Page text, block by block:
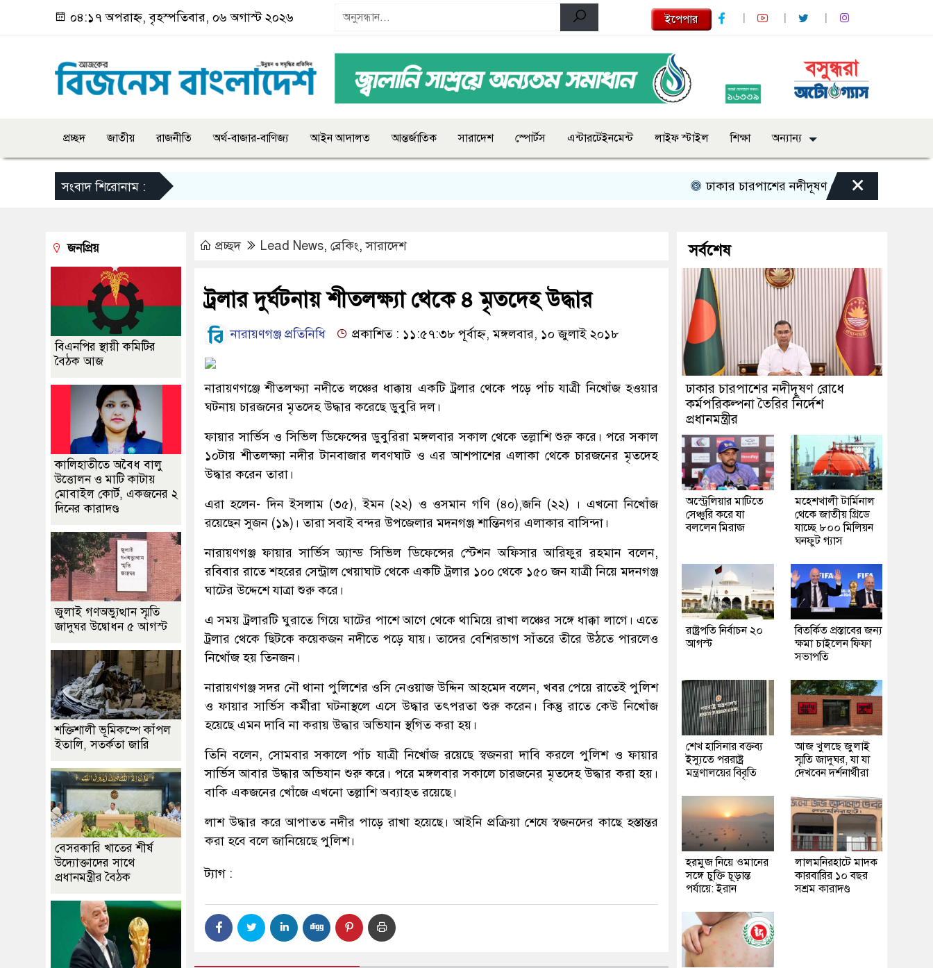
০৪:১৭ অপরাহ্ন, বৃহস্পতিবার, ০৬ অগাস্ট ২০২৬ ইপেপার
প্রচ্ছদ জাতীয় রাজনীতি অর্থ-বাজার-বাণিজ্য আইন আদালত আন্তর্জাতিক সারাদেশ স্পোর্টস এন্টারটেইনমেন্ট লাইফ স্টাইল শিক্ষা অন্যান্য
সংবাদ শিরোনাম : ঢাকার চারপাশের নদীদূষণ রোধে কর্মপরিকল্পনা তৈরির
×
প্রচ্ছদ Lead News, ব্রেকিং,সারাদেশ
ট্রলার দুর্ঘটনায় শীতলক্ষ্যা থেকে ৪ মৃতদেহ উদ্ধার
নারায়ণগঞ্জ প্রতিনিধি প্রকাশিত : ১১:৫৭:৩৮ পূর্বাহ্ন, মঙ্গলবার, ১০ জুলাই ২০১৮
নারায়ণগঞ্জে শীতলক্ষ্যা নদীতে লঞ্চের ধাক্কায় একটি ট্রলার থেকে পড়ে পাঁচ যাত্রী নিখোঁজ হওয়ার
ঘটনায় চারজনের মৃতদেহ উদ্ধার করেছে ডুবুরি দল।
ফায়ার সার্ভিস ও সিভিল ডিফেন্সের ডুবুরিরা মঙ্গলবার সকাল থেকে তল্লাশি শুরু করে। পরে সকাল
১০টায় শীতলক্ষ্যা নদীর টানবাজার লবণঘাট ও এর আশপাশের এলাকা থেকে চারজনের মৃতদেহ
উদ্ধার করেন তারা।
এরা হলেন- দিন ইসলাম (৩৫), ইমন (২২) ও ওসমান গণি (৪০),জনি (২২) । এখনো নিখোঁজ
রয়েছেন সুজন (১৯)। তারা সবাই বন্দর উপজেলার মদনগঞ্জ শান্তিনগর এলাকার বাসিন্দা।
নারায়ণগঞ্জ ফায়ার সার্ভিস অ্যান্ড সিভিল ডিফেন্সের স্টেশন অফিসার আরিফুর রহমান বলেন,
রবিবার রাতে শহরের সেন্ট্রাল খেয়াঘাট থেকে একটি ট্রলার ১০০ থেকে ১৫০ জন যাত্রী নিয়ে মদনগঞ্জ
ঘাটের উদ্দেশে যাত্রা শুরু করে।
এ সময় ট্রলারটি ঘুরাতে গিয়ে ঘাটের পাশে আগে থেকে থামিয়ে রাখা লঞ্চের সঙ্গে ধাক্কা লাগে। এতে
ট্রলার থেকে ছিটকে কয়েকজন নদীতে পড়ে যায়। তাদের বেশিরভাগ সাঁতরে তীরে উঠতে পারলেও
নিখোঁজ হয় তিনজন।
নারায়ণগঞ্জ সদর নৌ থানা পুলিশের ওসি নেওয়াজ উদ্দিন আহমেদ বলেন, খবর পেয়ে রাতেই পুলিশ
ও ফায়ার সার্ভিস কর্মীরা ঘটনাস্থলে এসে উদ্ধার তৎপরতা শুরু করেন। কিন্তু রাতে কেউ নিখোঁজ
হয়েছে এমন দাবি না করায় উদ্ধার অভিযান স্থগিত করা হয়।
তিনি বলেন, সোমবার সকালে পাঁচ যাত্রী নিখোঁজ রয়েছে স্বজনরা দাবি করলে পুলিশ ও ফায়ার
সার্ভিস আবার উদ্ধার অভিযান শুরু করে। পরে মঙ্গলবার সকালে চারজনের মৃতদেহ উদ্ধার করা হয়।
বাকি একজনের খোঁজে এখনো তল্লাশি অব্যাহত রয়েছে।
লাশ উদ্ধার করে আপাতত নদীর পাড়ে রাখা হয়েছে। আইনি প্রক্রিয়া শেষে স্বজনদের কাছে হস্তান্তর
করা হবে বলে জানিয়েছে পুলিশ।
ট্যাগ :
জনপ্রিয়
বিএনপির স্থায়ী কমিটির
বৈঠক আজ
কালিহাতীতে অবৈধ বালু
উত্তোলন ও মাটি কাটায়
মোবাইল কোর্ট, একজনের ২
দিনের কারাদণ্ড
জুলাই গণঅভ্যুত্থান স্মৃতি
জাদুঘর উদ্বোধন ৫ আগস্ট
শক্তিশালী ভূমিকম্পে কাঁপল
ইতালি, সতর্কতা জারি
বেসরকারি খাতের শীর্ষ
উদ্যোক্তাদের সাথে
প্রধানমন্ত্রীর বৈঠক
সর্বশেষ
ঢাকার চারপাশের নদীদূষণ রোধে
কর্মপরিকল্পনা তৈরির নির্দেশ
প্রধানমন্ত্রীর
অস্ট্রেলিয়ার মাটিতে
সেঞ্চুরি করে যা
বললেন মিরাজ
মহেশখালী টার্মিনাল
থেকে জাতীয় গ্রিডে
যাচ্ছে ৮০০ মিলিয়ন
ঘনফুট গ্যাস
রাষ্ট্রপতি নির্বাচন ২০
আগস্ট
বিতর্কিত প্রস্তাবের জন্য
ক্ষমা চাইলেন ফিফা
সভাপতি
শেখ হাসিনার বক্তব্য
ইস্যুতে পররাষ্ট্র
মন্ত্রণালয়ের বিবৃতি
আজ খুলছে জুলাই
স্মৃতি জাদুঘর, যা যা
দেখবেন দর্শনার্থীরা
হরমুজ নিয়ে ওমানের
সঙ্গে চুক্তি চূড়ান্ত
পর্যায়ে: ইরান
লালমনিরহাটে মাদক
কারবারির ১০ বছর
সশ্রম কারাদণ্ড